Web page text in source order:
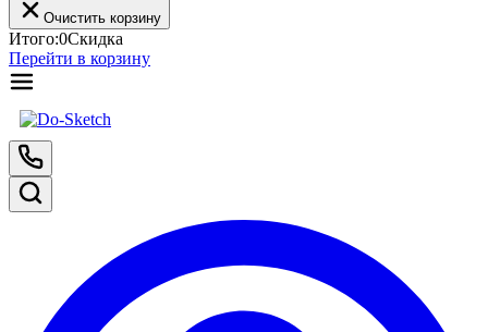
Очистить корзину
Итого:0Скидка
Перейти в корзину